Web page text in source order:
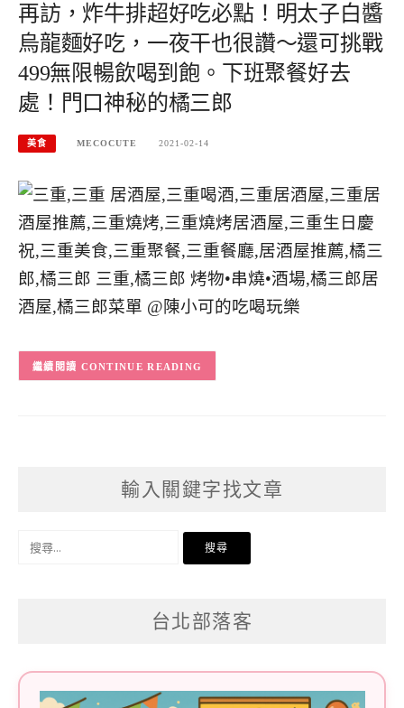
再訪，炸牛排超好吃必點！明太子白醬
烏龍麵好吃，一夜干也很讚～還可挑戰
499無限暢飲喝到飽。下班聚餐好去
處！門口神秘的橘三郎
美食 MECOCUTE 2021-02-14
CONTINUE READING
輸入關鍵字找文章
搜
台北部落客